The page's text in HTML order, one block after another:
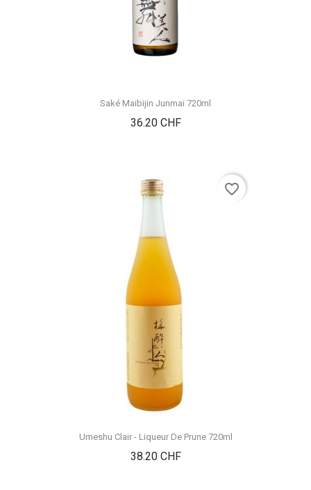
Saké Maibijin Junmai 720ml
36.20 CHFPrix
Umeshu Clair - Liqueur De Prune 720ml
38.20 CHFPrix
favorite_border